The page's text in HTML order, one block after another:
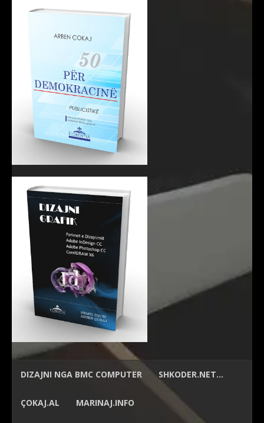
DIZAJNI NGA BMC COMPUTER SHKODER.NET…
ÇOKAJ.AL MARINAJ.INFO